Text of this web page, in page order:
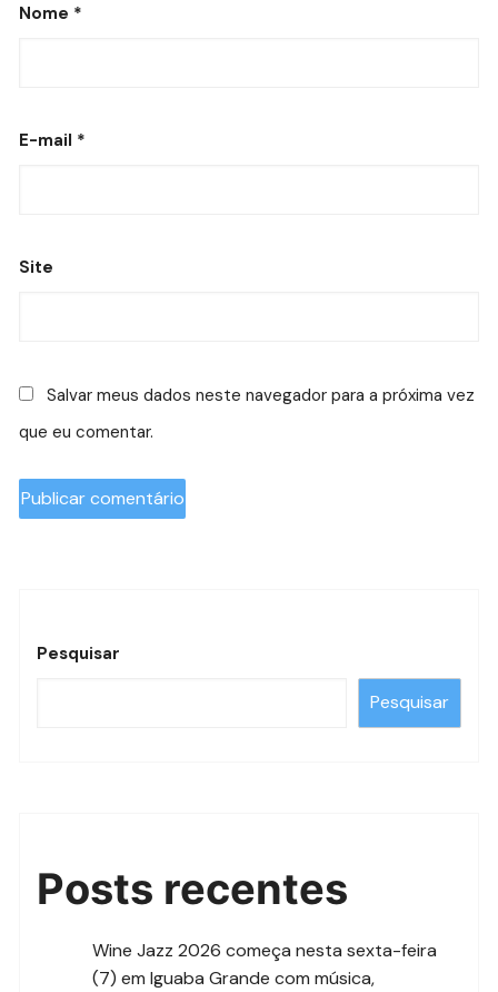
Nome *
E-mail *
Site
Salvar meus dados neste navegador para a próxima vez
que eu comentar.
Pesquisar
Pesquisar
Posts recentes
Wine Jazz 2026 começa nesta sexta-feira
(7) em Iguaba Grande com música,